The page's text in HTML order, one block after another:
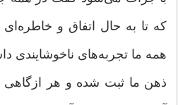
كه تا به حال اتفاق و خاطره‌ای
همه ما تجربه‌های ناخوشایندی
ذهن ما ثبت شده و هر ازگاهی